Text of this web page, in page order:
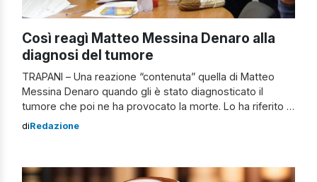
Così reagì Matteo Messina Denaro alla
diagnosi del tumore
TRAPANI – Una reazione “contenuta” quella di Matteo
Messina Denaro quando gli è stato diagnosticato il
tumore che poi ne ha provocato la morte. Lo ha riferito in
Tribunale, a Marsala (Trapani), un medico oncologo della
alla notizia senza battere ciglio. […]
diRedazione